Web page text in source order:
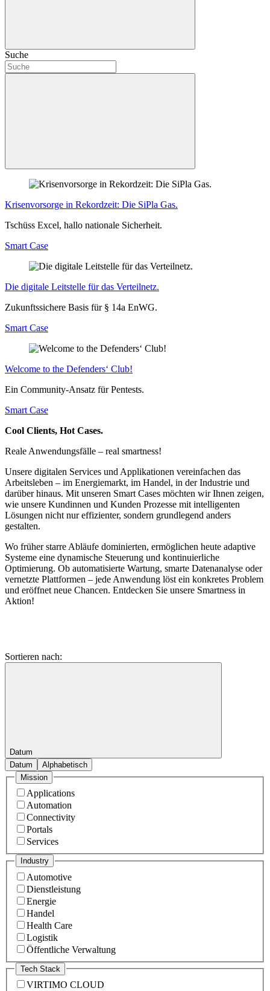
Suche
Krisenvorsorge in Rekordzeit: Die SiPla Gas.
Tschüss Excel, hallo nationale Sicherheit.
Smart Case
Die digitale Leitstelle für das Verteilnetz.
Zukunftssichere Basis für § 14a EnWG.
Smart Case
Welcome to the Defenders‘ Club!
Ein Community-Ansatz für Pentests.
Smart Case
Cool Clients, Hot Cases.
Reale Anwendungsfälle – real smartness!
Unsere digitalen Services und Applikationen vereinfachen das
Arbeitsleben – im Energiemarkt, im Handel, in der Industrie und
darüber hinaus. Mit unseren Smart Cases möchten wir Ihnen zeigen,
wie unsere Kundinnen und Kunden Prozesse mit intelligenten
Lösungen nicht nur effizienter, sondern grundlegend anders
gestalten.
Wo früher starre Abläufe dominierten, ermöglichen heute adaptive
Systeme eine dynamische Steuerung und kontinuierliche
Optimierung. Ob automatisierte Wartung, smarte Datenanalyse oder
vernetzte Plattformen – jede Anwendung löst ein konkretes Problem
und eröffnet neue Chancen. Entdecken Sie unsere Smartness in
Aktion!
Sortieren nach:
Datum
Datum
Alphabetisch
Mission
Applications
Automation
Connectivity
Portals
Services
Industry
Automotive
Dienstleistung
Energie
Handel
Health Care
Logistik
Öffentliche Verwaltung
Tech Stack
VIRTIMO CLOUD